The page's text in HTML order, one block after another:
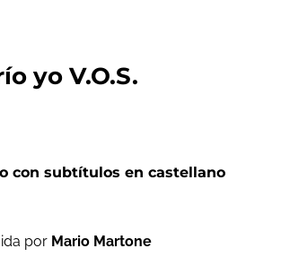
yo V.O.S.
con subtítulos en castellano
por Mario Martone